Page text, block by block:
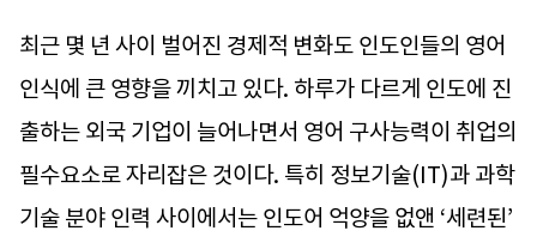
최근 몇 년 사이 벌어진 경제적 변화도 인도인들의 영어
인식에 큰 영향을 끼치고 있다. 하루가 다르게 인도에 진
출하는 외국 기업이 늘어나면서 영어 구사능력이 취업의
필수요소로 자리잡은 것이다. 특히 정보기술(IT)과 과학
기술 분야 인력 사이에서는 인도어 억양을 없앤 ‘세련된’